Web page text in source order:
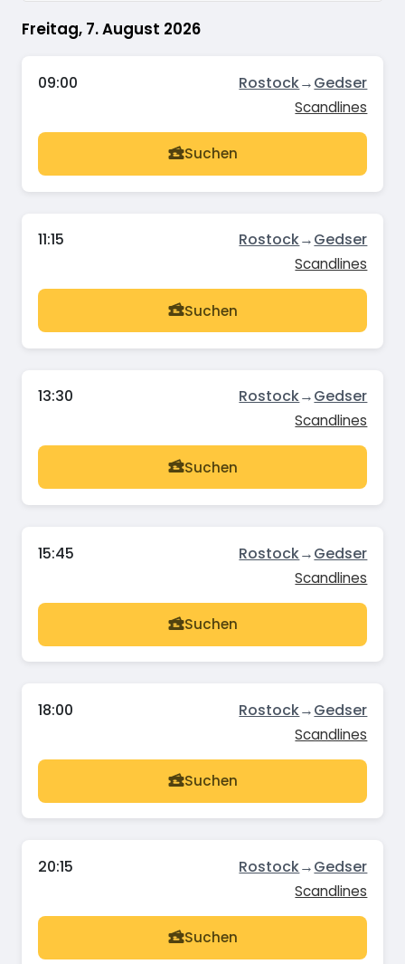
Freitag, 7. August 2026
09:00 Rostock→Gedser
Scandlines
Suchen
11:15 Rostock→Gedser
Scandlines
Suchen
13:30 Rostock→Gedser
Scandlines
Suchen
15:45 Rostock→Gedser
Scandlines
Suchen
18:00 Rostock→Gedser
Scandlines
Suchen
20:15 Rostock→Gedser
Scandlines
Suchen